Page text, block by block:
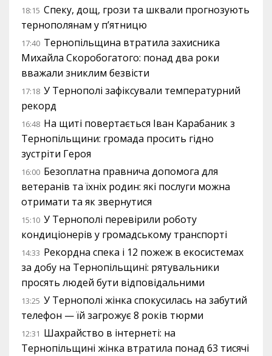
18:15 Спеку, дощ, грози та шквали прогнозують
тернополянам у п’ятницю
17:40 Тернопільщина втратила захисника
Михайла Скоробогатого: понад два роки
вважали зниклим безвісти
17:18 У Тернополі зафіксували температурний
рекорд
16:48 На щиті повертається Іван Карабаник з
Тернопільщини: громада просить гідно
зустріти Героя
16:00 Безоплатна правнича допомога для
ветеранів та їхніх родин: які послуги можна
отримати та як звернутися
15:10 У Тернополі перевірили роботу
кондиціонерів у громадському транспорті
14:33 Рекордна спека і 12 пожеж в екосистемах
за добу на Тернопільщині: рятувальники
просять людей бути відповідальними
13:25 У Тернополі жінка спокусилась на забутий
телефон — їй загрожує 8 років тюрми
12:31 Шахрайство в інтернеті: на
Тернопільщині жінка втратила понад 63 тисячі